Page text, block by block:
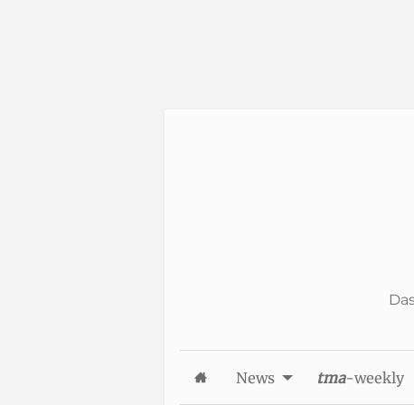
News tma-weekly